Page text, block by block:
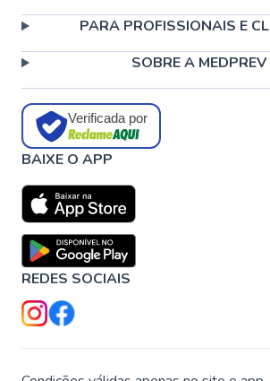
PARA PROFISSIONAIS E
SOBRE A MEDPREV
Verificada por
BAIXE O APP
REDES SOCIAIS